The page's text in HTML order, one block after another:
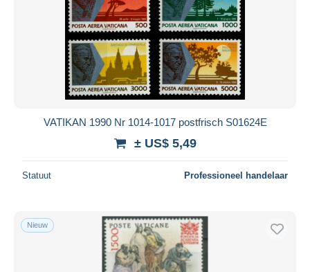
VATIKAN 1990 Nr 1014-1017 postfrisch S01624E
± US$ 5,49
Statuut Professioneel handelaar
Nieuw